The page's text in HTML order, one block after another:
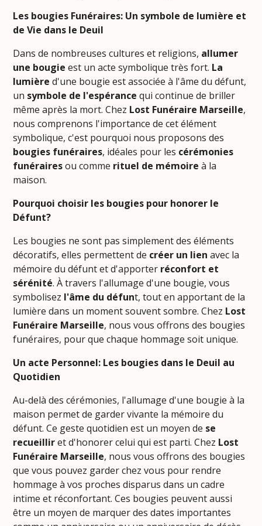
Les bougies Funéraires: Un symbole de lumière et
de Vie dans le Deuil
Dans de nombreuses cultures et religions, allumer
une bougie est un acte symbolique très fort. La
lumière d'une bougie est associée à l'âme du défunt,
un symbole de l'espérance qui continue de briller
même après la mort. Chez Lost Funéraire Marseille,
nous comprenons l'importance de cet élément
symbolique, c'est pourquoi nous proposons des
bougies funéraires, idéales pour les cérémonies
funérairesou comme rituel de mémoire à la
maison.
Pourquoi choisir les bougies pour honorer le
Défunt?
Les bougies ne sont pas simplement des éléments
décoratifs, elles permettent de créer un lien avec la
mémoire du défunt et d'apporter réconfort et
sérénité. À travers l'allumage d'une bougie, vous
symbolisez l'âme du défunt, tout en apportant de la
lumière dans un moment souvent sombre. Chez Lost
Funéraire Marseille, nous vous offrons des bougies
funéraires, pour que chaque hommage soit unique.
Un acte Personnel: Les bougies dans le Deuil au
Quotidien
Au-delà des cérémonies, l'allumage d'une bougie à la
maison permet de garder vivante la mémoire du
défunt. Ce geste quotidien est un moyen de se
recueilliret d'honorer celui qui est parti. Chez Lost
Funéraire Marseille, nous vous offrons des bougies
que vous pouvez garder chez vous pour rendre
hommage à vos proches disparus dans un cadre
intime et réconfortant. Ces bougies peuvent aussi
être un moyen de marquer des dates importantes